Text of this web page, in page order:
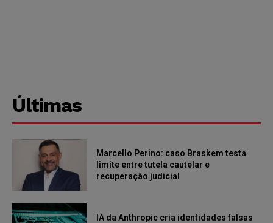
Últimas
Marcello Perino: caso Braskem testa
limite entre tutela cautelar e
recuperação judicial
IA da Anthropic cria identidades falsas